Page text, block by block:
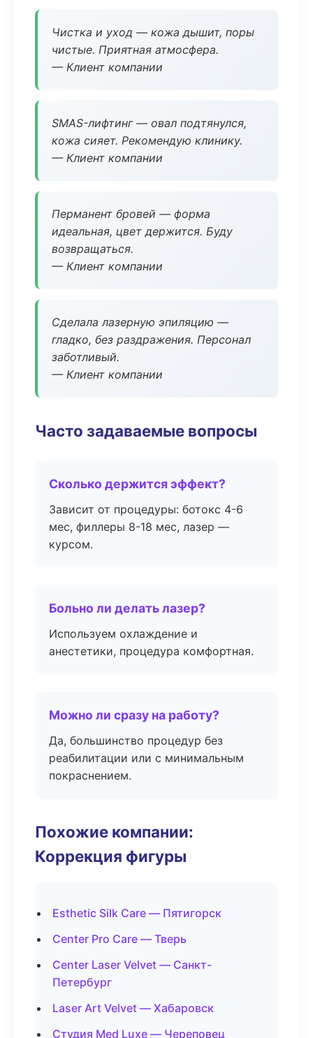
Чистка и уход — кожа дышит, поры
чистые. Приятная атмосфера.
— Клиент компании
SMAS-лифтинг — овал подтянулся,
кожа сияет. Рекомендую клинику.
— Клиент компании
Перманент бровей — форма
идеальная, цвет держится. Буду
возвращаться.
— Клиент компании
Сделала лазерную эпиляцию —
гладко, без раздражения. Персонал
заботливый.
— Клиент компании
Часто задаваемые вопросы
Сколько держится эффект?
Зависит от процедуры: ботокс 4-6
мес, филлеры 8-18 мес, лазер —
курсом.
Больно ли делать лазер?
Используем охлаждение и
анестетики, процедура комфортная.
Можно ли сразу на работу?
Да, большинство процедур без
реабилитации или с минимальным
покраснением.
Похожие компании:
Коррекция фигуры
Esthetic Silk Care — Пятигорск
Center Pro Care — Тверь
Center Laser Velvet — Санкт-
Петербург
Laser Art Velvet — Хабаровск
Студия Med Luxe — Череповец